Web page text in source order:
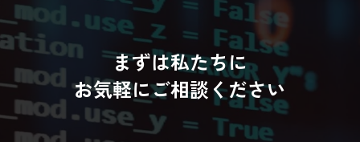
まずは私たちに
お気軽にご相談ください